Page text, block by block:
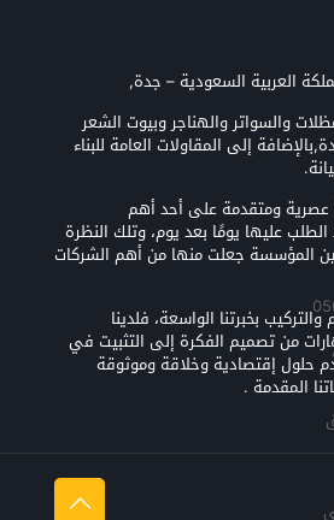
العربية السعودية – جدة,
والسواتر والهناجر وبيوت الشعر
إلى المقاولات العامة للبناء
عصرية ومتقدمة على أحد أهم
عليها يومًا بعد يوم، وتلك النظرة
المؤسسة جعلت منها من أهم الشركات
بخبرتنا الواسعة، فلدينا
من تصميم الفكرة إلى التثبيت في
حلول إقتصادية وخلاقة وموثوقة
المقدمة .